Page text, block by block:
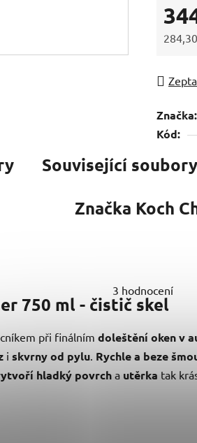
Značka:
Kód:
Související
Značka Koch
3 hodnocení
750 ml - čistič skel
při finálním doleštění oken v
i skvrny od pylu Rychle a beze
hladký povrch a utěrka tak